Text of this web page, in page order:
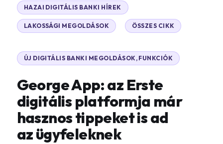
HAZAI DIGITÁLIS BANKI HÍREK
LAKOSSÁGI MEGOLDÁSOK | ÖSSZES CIKK
ÚJ DIGITÁLIS BANKI MEGOLDÁSOK, FUNKCIÓK
George App: az Erste
digitális platformja már
hasznos tippeket is ad
az ügyfeleknek